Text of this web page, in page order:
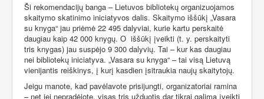
Ši rekomendacijų banga – Lietuvos bibliotekų organizuojamos
skaitymo skatinimo iniciatyvos dalis. Skaitymo iššūkį „Vasara
su knyga“ jau priėmė 22 495 dalyviai, kurie kartu perskaitė
daugiau kaip 42 000 knygų. O iššūkį įveikti (t. y. perskaityti
tris knygas) jau suspėjo 9 300 dalyvių. Tai – kur kas daugiau
nei bibliotekų iniciatyva. „Vasara su knyga“ – tai visą Lietuvą
vienijantis reiškinys, į kurį kasdien įsitraukia naujų skaitytojų.
Jeigu manote, kad pavėlavote prisijungti, organizatoriai ramina
– net jei nepradėjote, visas tris užduotis dar tikrai galima įveikti